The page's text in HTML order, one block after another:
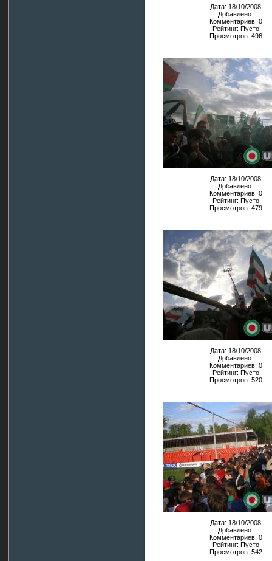
Дата: 18/10/2008
Добавлено:
Комментариев: 0
Рейтинг: Пусто
Просмотров: 496
Дата: 18/10/2008
Добавлено:
Комментариев: 0
Рейтинг: Пусто
Просмотров: 479
Дата: 18/10/2008
Добавлено:
Комментариев: 0
Рейтинг: Пусто
Просмотров: 520
Дата: 18/10/2008
Добавлено:
Комментариев: 0
Рейтинг: Пусто
Просмотров: 542